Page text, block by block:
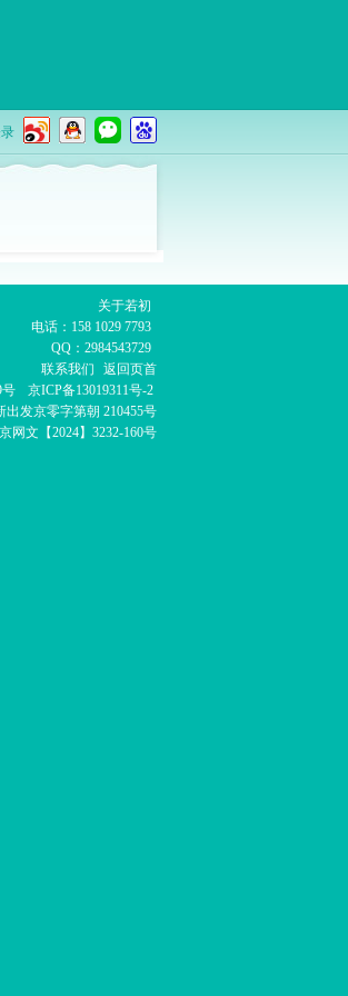
关于若初
电话：158 1029 7793
QQ：2984543729
联系我们
返回页首
号
京ICP备13019311号-2
出发京零字第朝 210455号
京网文【2024】3232-160号